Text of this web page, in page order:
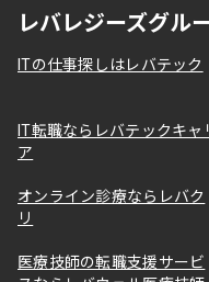
レバレジーズグル
ITの仕事探しはレバテック
IT転職ならレバテックキャ
ア
オンライン診療ならレバク
リ
医療技師の転職支援サービ